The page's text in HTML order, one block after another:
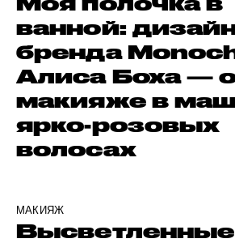
ванной:
бренда
Алиса Боха —
макияже в
ярко-розовых
волосах
МАКИЯЖ
Высветленные